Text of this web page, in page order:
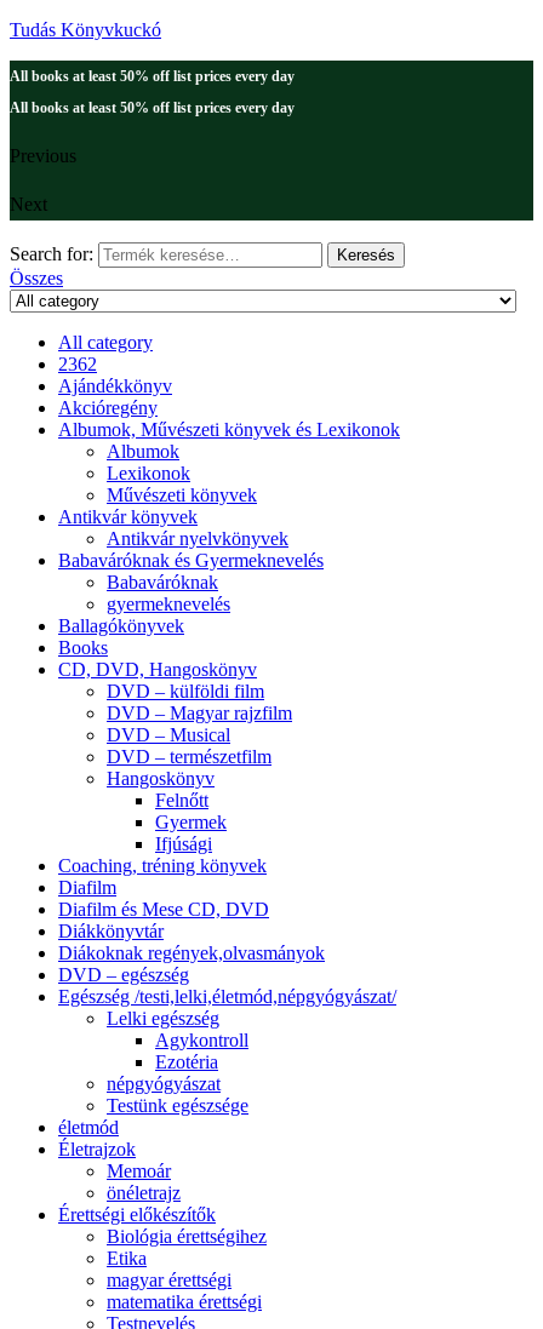
Tudás Könyvkuckó
All books at least 50% off list prices every day
All books at least 50% off list prices every day
Previous
Next
Search for: Keresés
Összes
All category
2362
Ajándékkönyv
Akcióregény
Albumok, Művészeti könyvek és Lexikonok
Albumok
Lexikonok
Művészeti könyvek
Antikvár könyvek
Antikvár nyelvkönyvek
Babaváróknak és Gyermeknevelés
Babaváróknak
gyermeknevelés
Ballagókönyvek
Books
CD, DVD, Hangoskönyv
DVD – külföldi film
DVD – Magyar rajzfilm
DVD – Musical
DVD – természetfilm
Hangoskönyv
Felnőtt
Gyermek
Ifjúsági
Coaching, tréning könyvek
Diafilm
Diafilm és Mese CD, DVD
Diákkönyvtár
Diákoknak regények,olvasmányok
DVD – egészség
Egészség /testi,lelki,életmód,népgyógyászat/
Lelki egészség
Agykontroll
Ezotéria
népgyógyászat
Testünk egészsége
életmód
Életrajzok
Memoár
önéletrajz
Érettségi előkészítők
Biológia érettségihez
Etika
magyar érettségi
matematika érettségi
Testnevelés